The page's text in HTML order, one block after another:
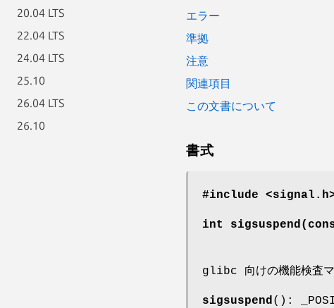
20.04 LTS
22.04 LTS
24.04 LTS
25.10
26.04 LTS
26.10
エラー
準拠
注意
関連項目
この文書について
書式
#include
int
glibc 向けの機能検査
sigsuspend():